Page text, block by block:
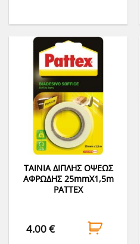
ΤΑΙΝΙΑ ΔΙΠΛΗΣ ΟΨΕΩΣ
ΑΦΡΩΔΗΣ 25mmΧ1,5m
PATTEX
4.00€